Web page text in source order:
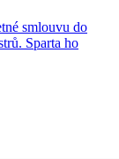
smlouvu do
Sparta ho